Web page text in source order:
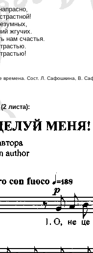
жгучих.
нам счастья.
времена. Сост. Л. Сафошкина, В.
листа):